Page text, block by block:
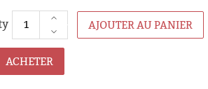
AJOUTER AU PANIER
ACHETER